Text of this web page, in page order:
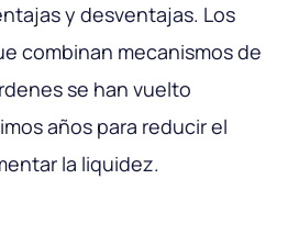
y desventajas. Los
combinan mecanismos de
se han vuelto
años para reducir el
la liquidez.